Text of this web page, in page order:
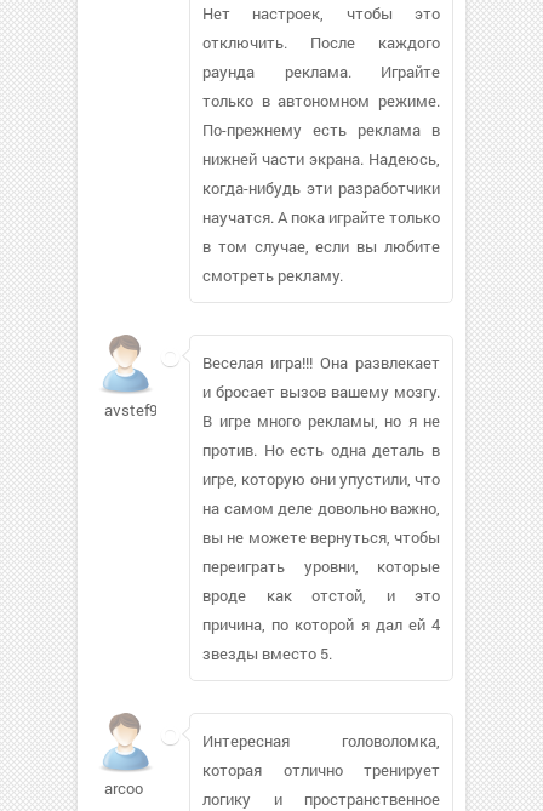
Нет настроек, чтобы это
отключить. После каждого
раунда реклама. Играйте
только в автономном режиме.
По-прежнему есть реклама в
нижней части экрана. Надеюсь,
когда-нибудь эти разработчики
научатся. А пока играйте только
в том случае, если вы любите
смотреть рекламу.
avstef966
Веселая игра!!! Она развлекает
и бросает вызов вашему мозгу.
В игре много рекламы, но я не
против. Но есть одна деталь в
игре, которую они упустили, что
на самом деле довольно важно,
вы не можете вернуться, чтобы
переиграть уровни, которые
вроде как отстой, и это
причина, по которой я дал ей 4
звезды вместо 5.
arcoo
Интересная головоломка,
которая отлично тренирует
логику и пространственное